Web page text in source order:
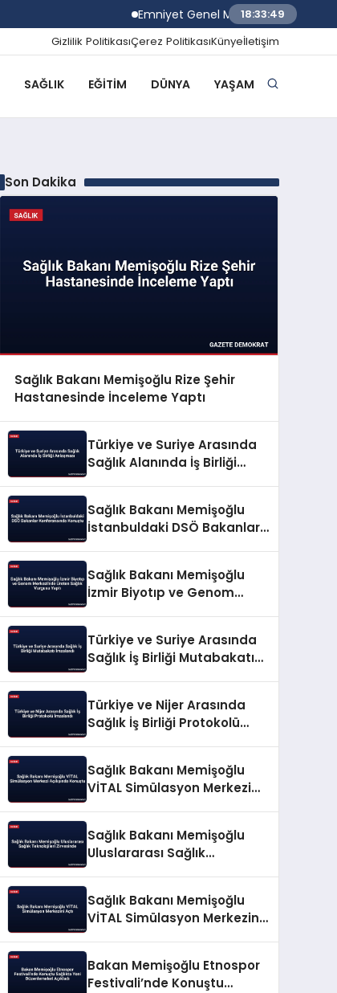
Emniyet Genel Müdürü Mahmut
18:33:50
Gizlilik PolitikasıÇerez PolitikasıKünyeİletişim
SAĞLIK EĞITIM DÜNYA YAŞAM
Son Dakika
Sağlık Bakanı Memişoğlu Rize Şehir
Hastanesinde İnceleme Yaptı
Türkiye ve Suriye Arasında
Sağlık Alanında İş Birliği
Sağlık Bakanı Memişoğlu
İstanbuldaki DSÖ Bakanlar
Sağlık Bakanı Memişoğlu
İzmir Biyotıp ve Genom
Türkiye ve Suriye Arasında
Sağlık İş Birliği Mutabakatı
Türkiye ve Nijer Arasında
Sağlık İş Birliği Protokolü
Sağlık Bakanı Memişoğlu
VİTAL Simülasyon Merkezi
Sağlık Bakanı Memişoğlu
Uluslararası Sağlık
Sağlık Bakanı Memişoğlu
VİTAL Simülasyon Merkezini
Bakan Memişoğlu Etnospor
Festivali’nde Konuştu